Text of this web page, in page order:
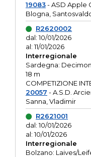
19083- ASD Apple
Blogna,
R2620002
dal: 10/01/2026
al: 11/01/2026
Interregionale
Sardegna:
18 m
COMPETIZIONE
20057 - A.S.D.
Sanna, Vladimir
R2621001
dal: 10/01/2026
al: 10/01/2026
Interregionale
Bolzano: Laives/